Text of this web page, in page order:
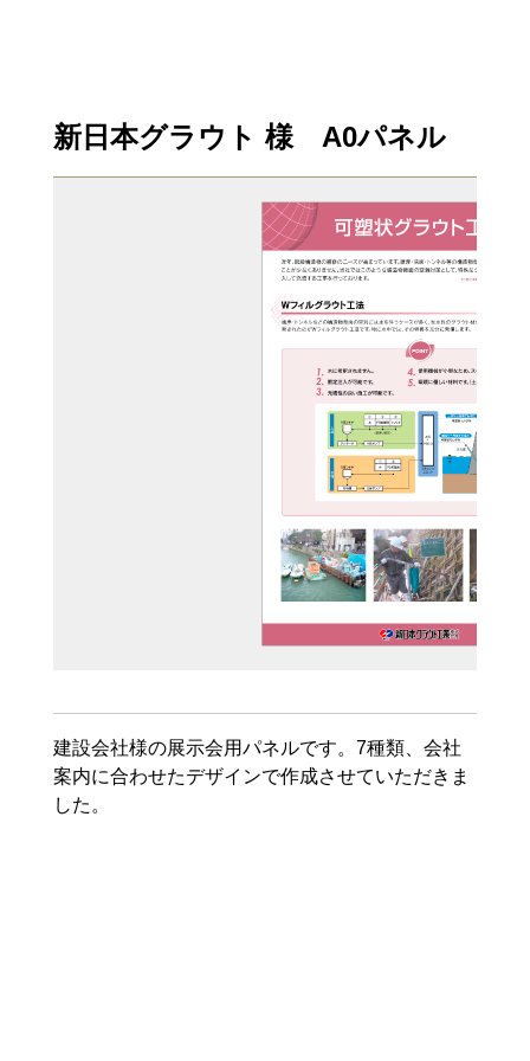
新日本グラウト 様 A0パネル
建設会社様の展示会用パネルです。7種類、会社
案内に合わせたデザインで作成させていただきま
した。